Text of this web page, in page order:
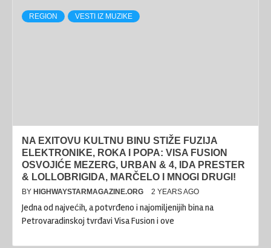
REGION VESTI IZ MUZIKE
NA EXITOVU KULTNU BINU STIŽE FUZIJA
ELEKTRONIKE, ROKA I POPA: VISA FUSION
OSVOJIĆE MEZERG, URBAN & 4, IDA PRESTER
& LOLLOBRIGIDA, MARČELO I MNOGI DRUGI!
BY HIGHWAYSTARMAGAZINE.ORG 2 YEARS AGO
Jedna od najvećih, a potvrđeno i najomiljenijih bina na
Petrovaradinskoj tvrđavi Visa Fusion i ove